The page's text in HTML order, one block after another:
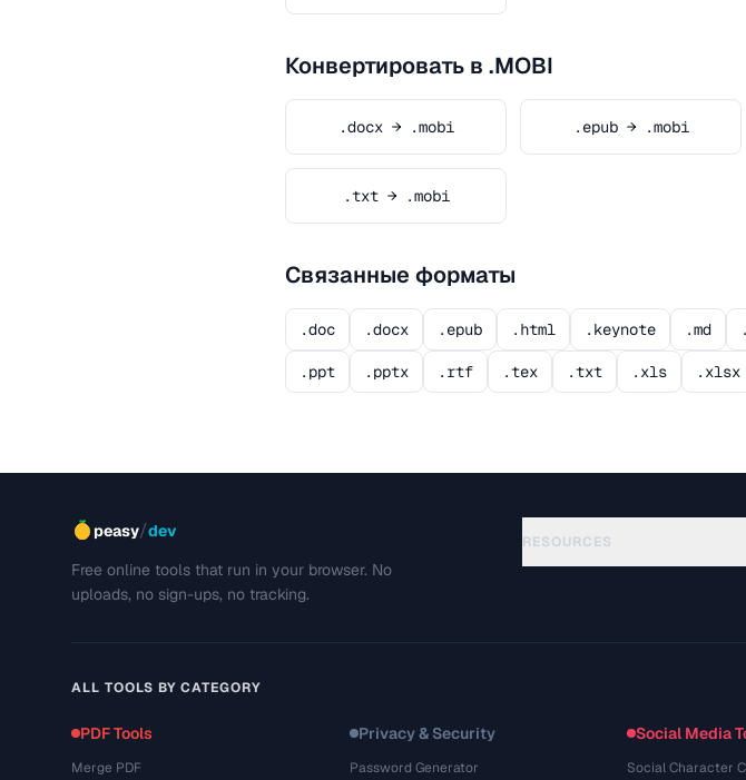
Конвертировать в .MOBI
.docx → .mobi .epub → .mobi
.txt → .mobi
Связанные форматы
.doc .docx .epub .html .keynote .md
.ppt .pptx .rtf .tex .txt .xls .xlsx
peasy/dev
Free online tools that run in your browser. No
uploads, no sign-ups, no tracking.
RESOURCES
ALL TOOLS BY CATEGORY
PDF Tools
Merge PDF
Privacy & Security
Password Generator
Social Media
Social Character